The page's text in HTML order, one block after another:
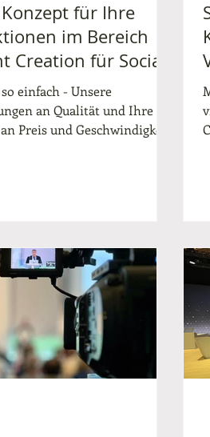
für Ihre
im Bereich
Creation für Social
einfach - Unsere
an Qualität und Ihre
Preis und Geschwindigkeit